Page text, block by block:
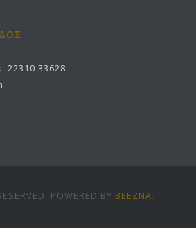
22310 33628
POWERED BY BEEZNA.